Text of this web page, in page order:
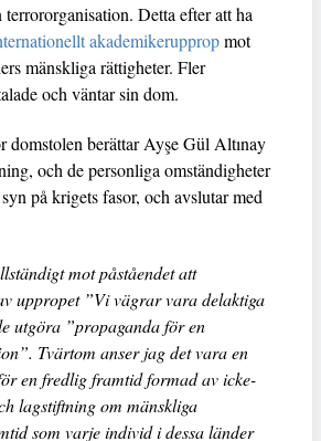
Detta efter att ha
akademikeruppropmot
mänskliga rättigheter. Fler
och väntar sin dom.
domstolen berättar Ayşe Gül Altınay
och de personliga omständigheter
på krigets fasor, och avslutar med
mot påståendet att
uppropet ”Vi vägrar vara delaktiga
utgöra ”propaganda för en
Tvärtom anser jag det vara en
en fredlig framtid formad av icke-
lagstiftning om mänskliga
som varje individ i dessa länder